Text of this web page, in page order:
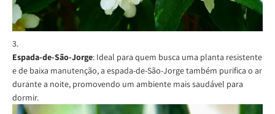
Espada-de-São-Jorge: Ideal para quem busca uma planta resistente
e de baixa manutenção, a espada-de-São-Jorge também purifica o ar
durante a noite, promovendo um ambiente mais saudável para
dormir.